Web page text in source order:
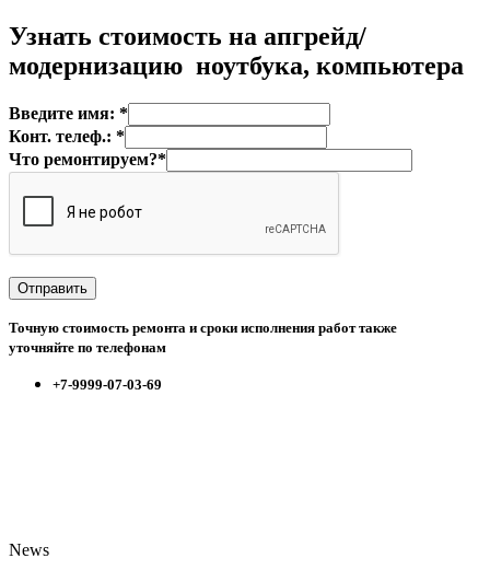
Узнать стоимость на апгрейд/
модернизацию ноутбука, компьютера
Введите имя: *
Конт. телеф.: *
Что ремонтируем?*
Точную стоимость ремонта и сроки исполнения работ также
уточняйте по телефонам
+7-9999-07-03-69
News